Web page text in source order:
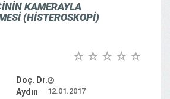
KAMERAYLA
(HİSTEROSKOPİ)
Doç. Dr.
Aydın
12.01.2017